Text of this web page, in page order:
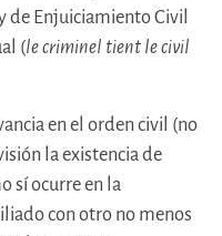
de Enjuiciamiento Civil
(le criminel tient le civil
en el orden civil (no
la existencia de
sí ocurre en la
con otro no menos